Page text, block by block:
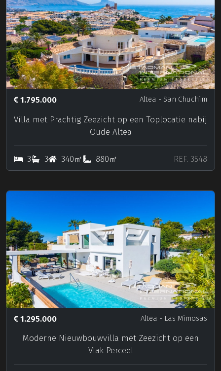
1.795.000 Altea - San Chuchim
Villa met Prachtig Zeezicht op een Toplocatie nabij
Oude Altea
3 3 340㎡ 880㎡ REF. 3548
1.295.000 Altea - Las Mimosas
Moderne Nieuwbouwvilla met Zeezicht op een
Vlak Perceel